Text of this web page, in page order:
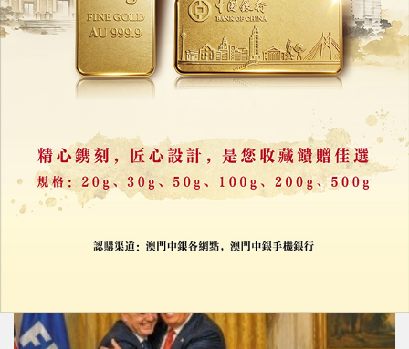
特朗普貼AI「空氣過濾牆」諷加拿大
再以野火煙霧威脅加關稅
27/07/2026 10